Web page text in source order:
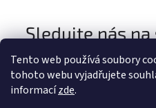
Tento web používá soubory
tohoto webu vyjadřujete
informacízde.
Sledujte nás